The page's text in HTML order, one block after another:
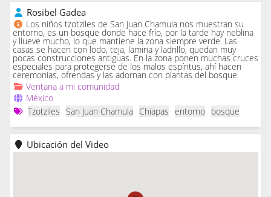
Rosibel Gadea
Los niños tzotziles de San Juan Chamula nos muestran su
entorno, es un bosque donde hace frío, por la tarde hay neblina
y llueve mucho, lo que mantiene la zona siempre verde. Las
casas se hacen con lodo, teja, lamina y ladrillo, quedan muy
pocas construcciones antiguas. En la zona ponen muchas cruces
especiales para protegerse de los malos espíritus, ahí hacen
ceremonias, ofrendas y las adornan con plantas del bosque.
Ventana a mi comunidad
México
Tzotziles
San Juan Chamula Chiapas entorno bosque
Ubicación del Video